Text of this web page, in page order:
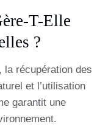
T-Elle
?
la récupération des
et l’utilisation
garantit une